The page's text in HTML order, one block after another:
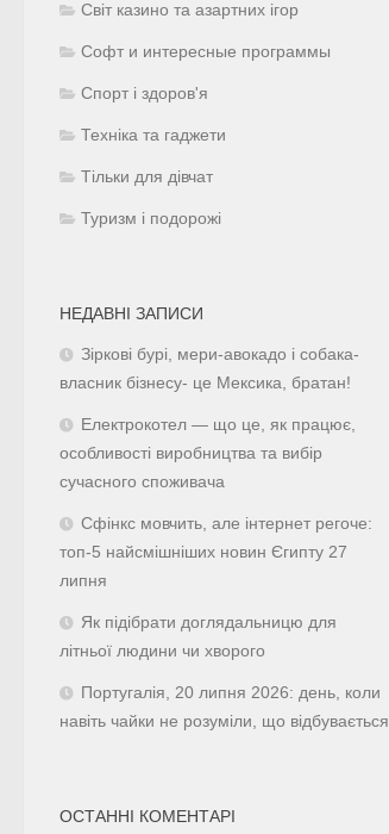
Світ казино та азартних ігор
Софт и интересные программы
Спорт і здоров'я
Техніка та гаджети
Тільки для дівчат
Туризм і подорожі
НЕДАВНІ ЗАПИСИ
Зіркові бурі, мери-авокадо і собака-
власник бізнесу- це Мексика, братан!
Електрокотел — що це, як працює,
особливості виробництва та вибір
сучасного споживача
Сфінкс мовчить, але інтернет регоче:
топ-5 найсмішніших новин Єгипту 27
липня
Як підібрати доглядальницю для
літньої людини чи хворого
Португалія, 20 липня 2026: день, коли
навіть чайки не розуміли, що відбувається
ОСТАННІ КОМЕНТАРІ